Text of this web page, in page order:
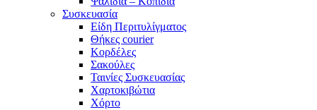
Συσκευασία
Είδη Περιτυλίγματος
Θήκες courier
Κορδέλες
Σακούλες
Ταινίες Συσκευασίας
Χαρτοκιβώτια
Χόρτο